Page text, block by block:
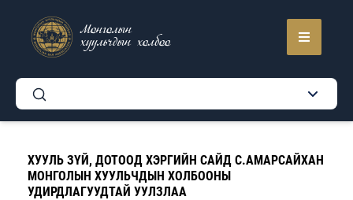
Монголын
хуульчдын холбоо
ХУУЛЬ ЗҮЙ, ДОТООД ХЭРГИЙН САЙД С.АМАРСАЙХАН
МОНГОЛЫН ХУУЛЬЧДЫН ХОЛБООНЫ
УДИРДЛАГУУДТАЙ УУЛЗЛАА